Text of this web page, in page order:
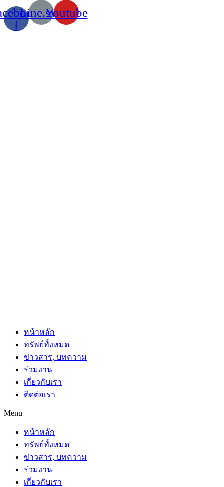
f
Line.svgYoutube
หน้าหลัก
ทรัพย์ทั้งหมด
ข่าวสาร, บทความ
ร่วมงาน
เกี่ยวกับเรา
ติดต่อเรา
Menu
หน้าหลัก
ทรัพย์ทั้งหมด
ข่าวสาร, บทความ
ร่วมงาน
เกี่ยวกับเรา